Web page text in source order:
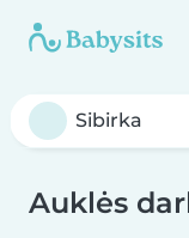
Auklės